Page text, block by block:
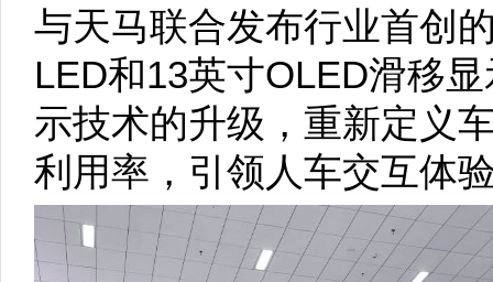
与天马联合发布行业首创
LED和13英寸OLED滑移
示技术的升级，重新定义
利用率，引领人车交互体